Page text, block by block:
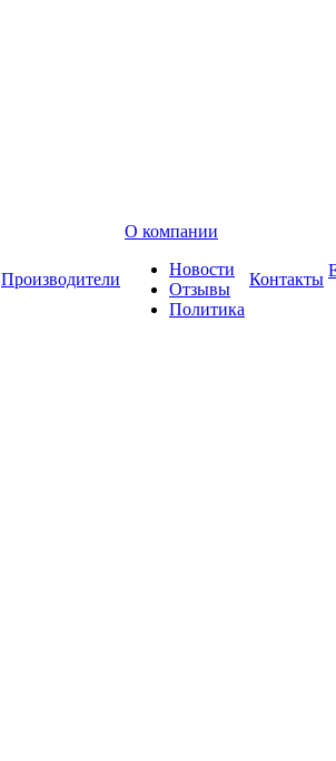
Производители
О компании
Новости
Отзывы
Политика
Контакты